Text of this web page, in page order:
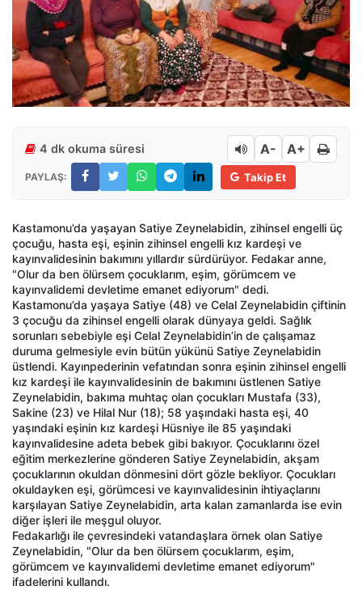
4 dk okuma süresi A- A+
PAYLAŞ: Takip Et
Kastamonu’da yaşayan Satiye Zeynelabidin, zihinsel engelli üç
çocuğu, hasta eşi, eşinin zihinsel engelli kız kardeşi ve
kayınvalidesinin bakımını yıllardır sürdürüyor. Fedakar anne,
"Olur da ben ölürsem çocuklarım, eşim, görümcem ve
kayınvalidemi devletime emanet ediyorum" dedi.
Kastamonu’da yaşaya Satiye (48) ve Celal Zeynelabidin çiftinin
3 çocuğu da zihinsel engelli olarak dünyaya geldi. Sağlık
sorunları sebebiyle eşi Celal Zeynelabidin’in de çalışamaz
duruma gelmesiyle evin bütün yükünü Satiye Zeynelabidin
üstlendi. Kayınpederinin vefatından sonra eşinin zihinsel engelli
kız kardeşi ile kayınvalidesinin de bakımını üstlenen Satiye
Zeynelabidin, bakıma muhtaç olan çocukları Mustafa (33),
Sakine (23) ve Hilal Nur (18); 58 yaşındaki hasta eşi, 40
yaşındaki eşinin kız kardeşi Hüsniye ile 85 yaşındaki
kayınvalidesine adeta bebek gibi bakıyor. Çocuklarını özel
eğitim merkezlerine gönderen Satiye Zeynelabidin, akşam
çocuklarının okuldan dönmesini dört gözle bekliyor. Çocukları
okuldayken eşi, görümcesi ve kayınvalidesinin ihtiyaçlarını
karşılayan Satiye Zeynelabidin, arta kalan zamanlarda ise evin
diğer işleri ile meşgul oluyor.
Fedakarlığı ile çevresindeki vatandaşlara örnek olan Satiye
Zeynelabidin, "Olur da ben ölürsem çocuklarım, eşim,
görümcem ve kayınvalidemi devletime emanet ediyorum"
ifadelerini kullandı.